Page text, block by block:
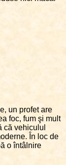
un profet are
foc, fum şi mult
că vehiculul
În loc de
o întâlnire